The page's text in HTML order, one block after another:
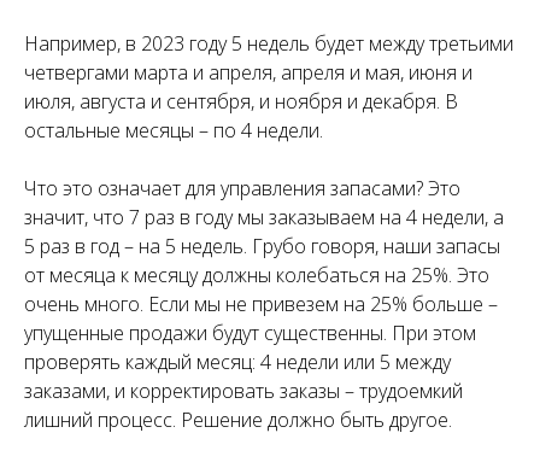
Например, в 2023 году 5 недель будет между третьими
четвергами марта и апреля, апреля и мая, июня и
июля, августа и сентября, и ноября и декабря. В
остальные месяцы – по 4 недели.
Что это означает для управления запасами? Это
значит, что 7 раз в году мы заказываем на 4 недели, а
5 раз в год – на 5 недель. Грубо говоря, наши запасы
от месяца к месяцу должны колебаться на 25%. Это
очень много. Если мы не привезем на 25% больше –
упущенные продажи будут существенны. При этом
проверять каждый месяц: 4 недели или 5 между
заказами, и корректировать заказы – трудоемкий
лишний процесс. Решение должно быть другое.